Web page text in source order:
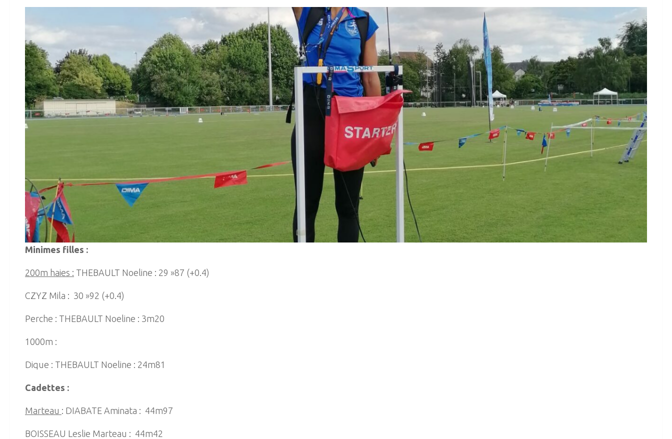
Minimes filles :
200m haies : THEBAULT Noeline : 29 »87 (+0.4)
CZYZ Mila : 30 »92 (+0.4)
Perche : THEBAULT Noeline : 3m20
1000m :
Dique : THEBAULT Noeline : 24m81
Cadettes :
Marteau : DIABATE Aminata : 44m97
BOISSEAU Leslie Marteau : 44m42